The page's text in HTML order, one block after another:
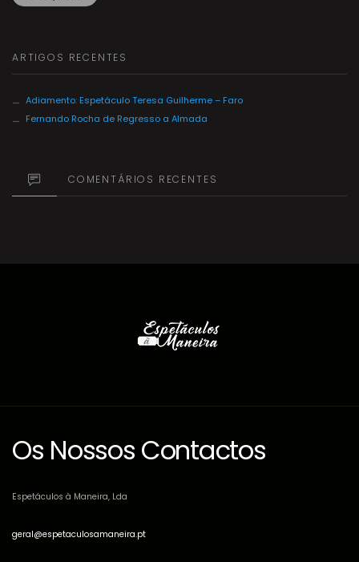
ARTIGOS RECENTES
Adiamento: Espetáculo Teresa Guilherme – Faro
Fernando Rocha de Regresso a Almada
COMENTÁRIOS RECENTES
Os Nossos Contactos
Espetáculos à Maneira, Lda
geral@espetaculosamaneira.pt